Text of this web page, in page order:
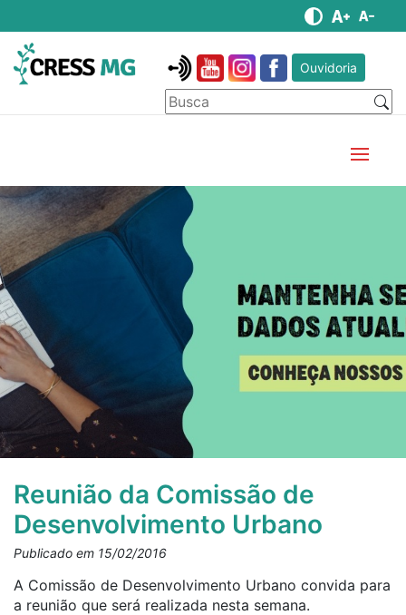
Ouvidoria
Reunião da Comissão de
Desenvolvimento Urbano
Publicado em 15/02/2016
A Comissão de Desenvolvimento Urbano convida para
a reunião que será realizada nesta semana.